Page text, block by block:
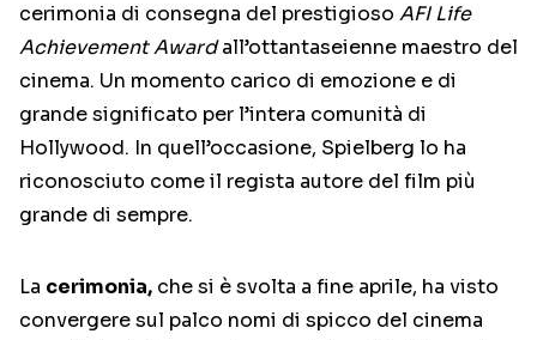
cerimonia di consegna del prestigioso AFI Life
Achievement Awardall’ottantaseienne maestro del
cinema. Un momento carico di emozione e di
grande significato per l’intera comunità di
Hollywood. In quell’occasione, Spielberg lo ha
riconosciuto come il regista autore del film più
grande di sempre.
La cerimonia, che si è svolta a fine aprile, ha visto
convergere sul palco nomi di spicco del cinema